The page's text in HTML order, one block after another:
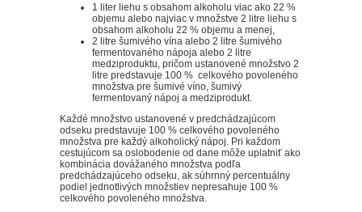
1 liter liehu s obsahom alkoholu viac ako 22 %
objemu alebo najviac v množstve 2 litre liehu s
obsahom alkoholu 22 % objemu a menej,
2 litre šumivého vína alebo 2 litre šumivého
fermentovaného nápoja alebo 2 litre
medziproduktu, pričom ustanovené množstvo 2
litre predstavuje 100 % celkového povoleného
množstva pre šumivé víno, šumivý
fermentovaný nápoj a medziprodukt.
Každé množstvo ustanovené v predchádzajúcom
odseku predstavuje 100 % celkového povoleného
množstva pre každý alkoholický nápoj. Pri každom
cestujúcom sa oslobodenie od dane môže uplatniť ako
kombinácia dovážaného množstva podľa
predchádzajúceho odseku, ak súhrnný percentuálny
podiel jednotlivých množstiev nepresahuje 100 %
celkového povoleného množstva.